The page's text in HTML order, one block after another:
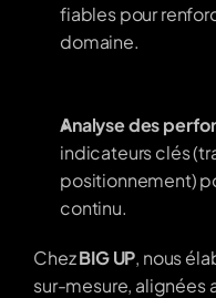
fiables pour
domaine.
Analyse des
indicateurs clés
positionnement)
continu.
Chez BIG UP, nous
sur-mesure, alignées